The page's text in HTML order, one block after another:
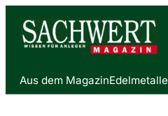
Aus dem MagazinEdelmetalle